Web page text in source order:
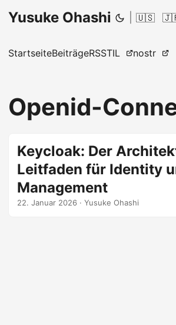
Yusuke Ohashi 🇺🇸
StartseiteBeiträgeRSSTIL nostr
Openid-
Keycloak: Der
Leitfaden für Identity
Management
22. Januar 2026 · Yusuke Ohashi